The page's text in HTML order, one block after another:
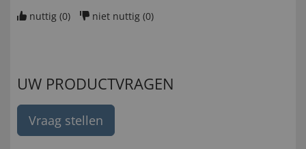
nuttig (0) niet nuttig (0)
UW PRODUCTVRAGEN
Vraag stellen